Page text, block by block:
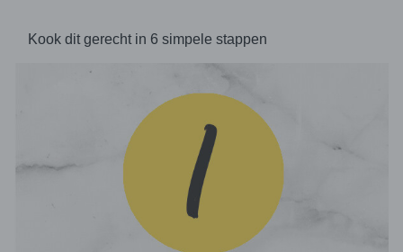
Kook dit gerecht in 6 simpele stappen